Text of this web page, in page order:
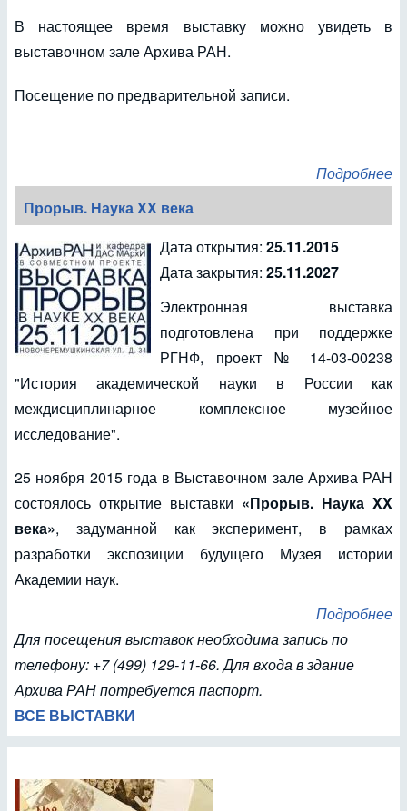
В настоящее время выставку можно увидеть в
выставочном зале Архива РАН.
Посещение по предварительной записи.
Подробнее
Прорыв. Наука XX века
Дата открытия: 25.11.2015
Дата закрытия: 25.11.2027
Электронная выставка
подготовлена при поддержке
РГНФ, проект № 14-03-00238
"История академической науки в России как
междисциплинарное комплексное музейное
исследование".
25 ноября 2015 года в Выставочном зале Архива РАН
состоялось открытие выставки «Прорыв. Наука XX
века», задуманной как эксперимент, в рамках
разработки экспозиции будущего Музея истории
Академии наук.
Подробнее
Для посещения выставок необходима запись по
телефону: +7 (499) 129-11-66. Для входа в здание
Архива РАН потребуется паспорт.
ВСЕ ВЫСТАВКИ